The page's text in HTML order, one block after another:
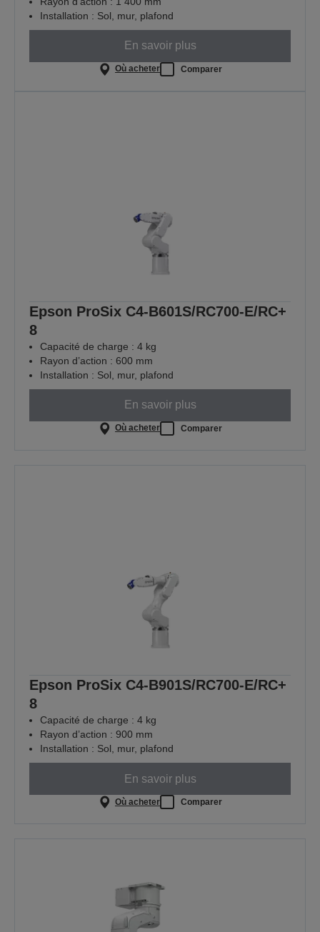
Installation : Sol, mur, plafond
En savoir plus
Où acheter Comparer
Epson ProSix C4-B601S/RC700-E/RC+
8
Capacité de charge : 4 kg
Rayon d’action : 600 mm
Installation : Sol, mur, plafond
En savoir plus
Où acheter Comparer
Epson ProSix C4-B901S/RC700-E/RC+
8
Capacité de charge : 4 kg
Rayon d’action : 900 mm
Installation : Sol, mur, plafond
En savoir plus
Où acheter Comparer